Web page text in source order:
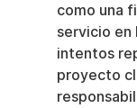
como una
servicio en
intentos
proyecto